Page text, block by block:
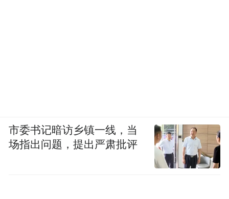
市委书记暗访乡镇一线，当
场指出问题，提出严肃批评